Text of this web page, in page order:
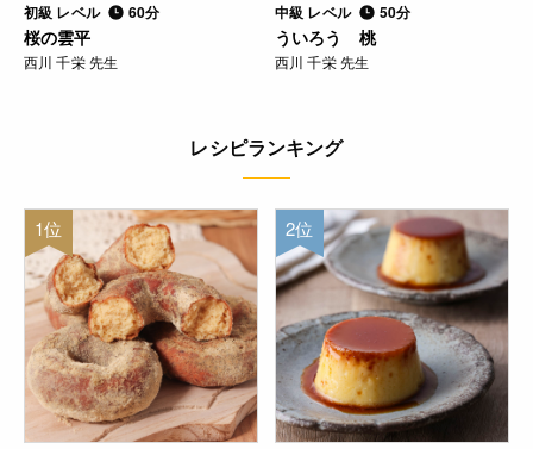
初級 レベル 60分
桜の雲平
西川 千栄 先生
中級 レベル 50分
ういろう 桃
西川 千栄 先生
レシピランキング
1位 2位